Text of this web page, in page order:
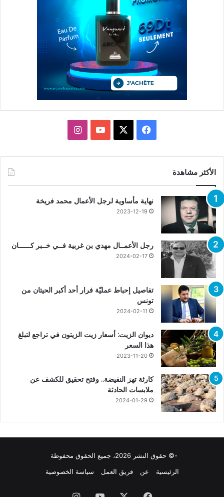
فيسبوك يوتيوبانستقرام
الأكثر مشاهدة
نهاية مأساوية لرجل الأعمال محمد فريخة
2023-12-19
رجل الأعمــال مهدي بن غربية فــي خــبر كــــــان
2024-02-17
تفاصيل إحباط عمليّة فرار أحد أكبر الحيتان من
تونس
2024-02-11
ديوان الزيت: أسعار زيت الزيتون في تراجع لتبلغ
هذا السعر
2023-11-20
كارثة تهز النفيضة.. وفتح تحقيق للكشف عن
ملابسات الحادثة
2024-01-29
-© حقوق النشر 2026، جميع الحقوق محفوظة
الرئيسية
عن فريق العمل سياسة الخصوصية